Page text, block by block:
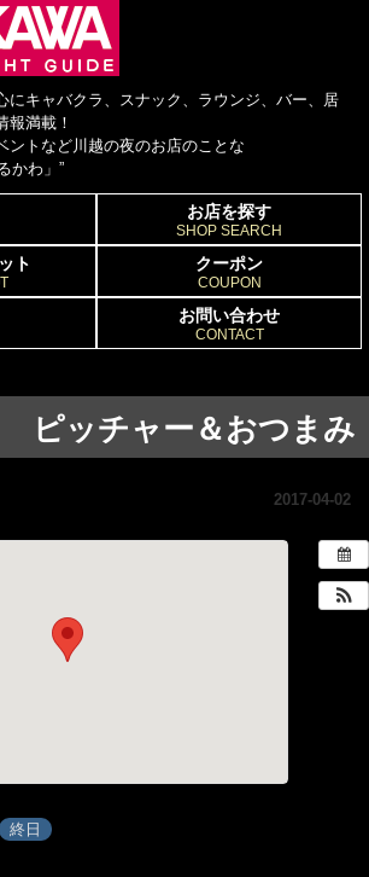
にキャバクラ、スナック、ラウンジ、バー、居
報満載！
ントなど川越の夜のお店のことな
かわ」”
お店を探す
SHOP SEARCH
ト クーポン
COUPON
お問い合わせ
CONTACT
ピッチャー＆おつまみ
2017-04-02
終日